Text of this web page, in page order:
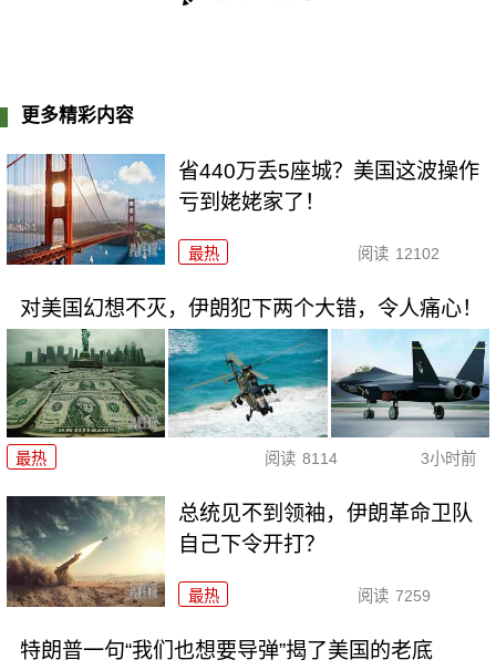
更多精彩内容
省440万丢5座城？美国这波操作
亏到姥姥家了！
最热 阅读 12102
对美国幻想不灭，伊朗犯下两个大错，令人痛心！
最热 阅读 8114 3小时前
总统见不到领袖，伊朗革命卫队
自己下令开打？
最热 阅读 7259
特朗普一句“我们也想要导弹”揭了美国的老底